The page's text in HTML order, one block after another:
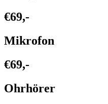
€69,-
Mikrofon
€69,-
Ohrhörer